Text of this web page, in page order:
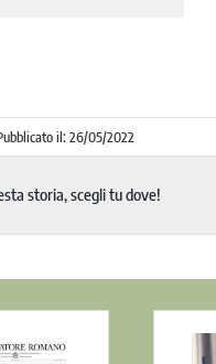
il: 26/05/2022
storia, scegli tu dove!